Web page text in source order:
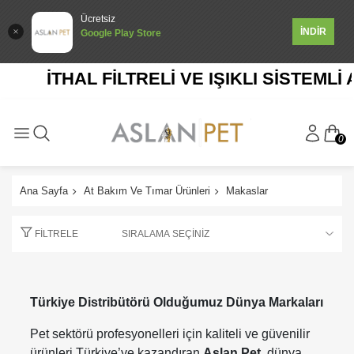
Ücretsiz
Google Play Store
İNDİR
İTHAL FİLTRELİ VE IŞIKLI SİSTEMLİ
0
Ana Sayfa At Bakım Ve Tımar Ürünleri Makaslar
FILTRELE
Türkiye Distribütörü Olduğumuz Dünya Markaları
Pet sektörü profesyonelleri için kaliteli ve güvenilir